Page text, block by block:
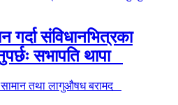
संविधानभित्रका
सभापति थापा